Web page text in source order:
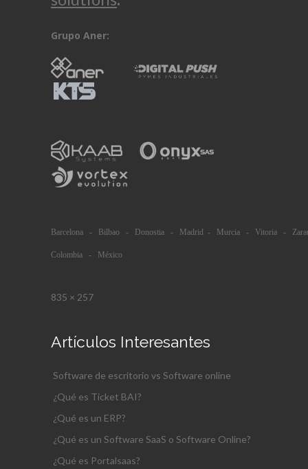
Grupo Aner:
Barcelona - Bilbao - Donostia - Madrid - Murcia - Vitoria -
Colombia - México
835 × 257
Artículos Interesantes
Software de escritorio vs Software online
¿Qué es Ticket BAI?
¿Qué es un ERP?
¿Qué es un Software SaaS o Software Online?
¿Qué es Portalsaas?